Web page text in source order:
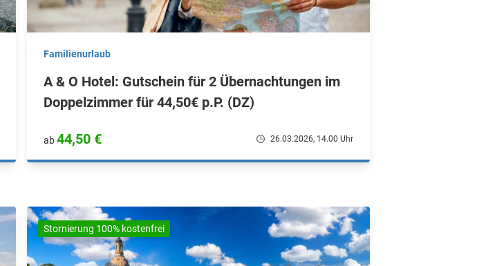
Familienurlaub
A & O Hotel: Gutschein für 2 Übernachtungen im
Doppelzimmer für 44,50€ p.P. (DZ)
ab44,50 € 26.03.2026, 14.00 Uhr
Stornierung 100% kostenfrei